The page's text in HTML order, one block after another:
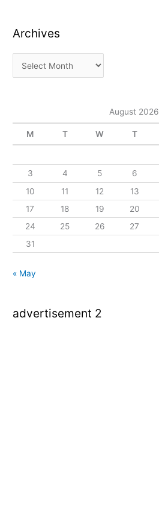
Archives
August 2026
M T W T
3
4 5 6
10
11 12 13
17
18 19 20
24
25 26 27
31
« May
advertisement 2